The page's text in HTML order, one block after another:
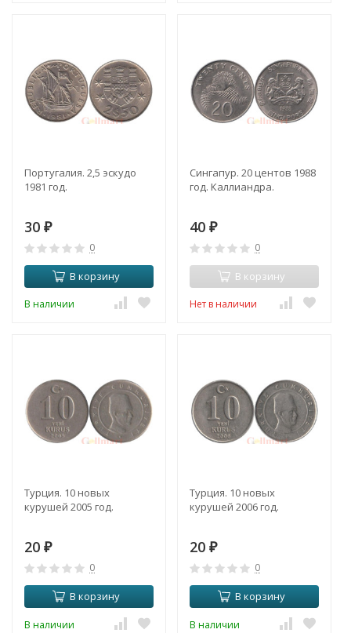
Португалия. 2,5 эскудо
1981 год.
30 ₽
0
В корзину
В наличии
Сингапур. 20 центов 1988
год. Каллиандра.
40 ₽
0
В корзину
Нет в наличии
Турция. 10 новых
курушей 2005 год.
20 ₽
0
В корзину
В наличии
Турция. 10 новых
курушей 2006 год.
20 ₽
0
В корзину
В наличии